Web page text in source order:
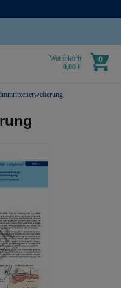
Warenkorb
0,00 €
0